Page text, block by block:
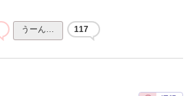
うーん… 117